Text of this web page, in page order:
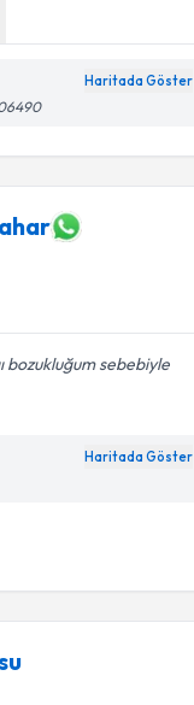
Haritada Göster
bozukluğum sebebiyle
Haritada Göster